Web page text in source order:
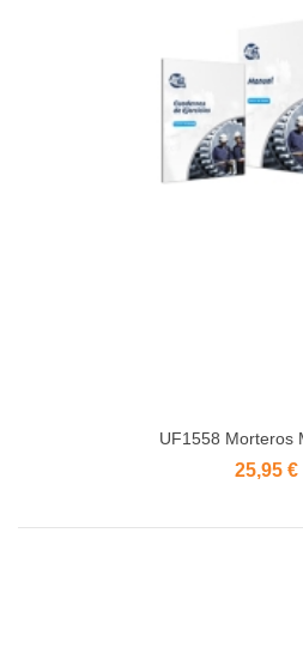
UF1558 Morteros
25,95 €